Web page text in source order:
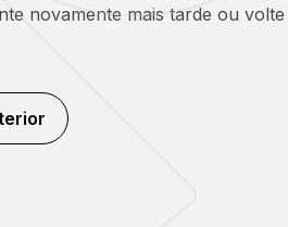
novamente mais tarde ou volte